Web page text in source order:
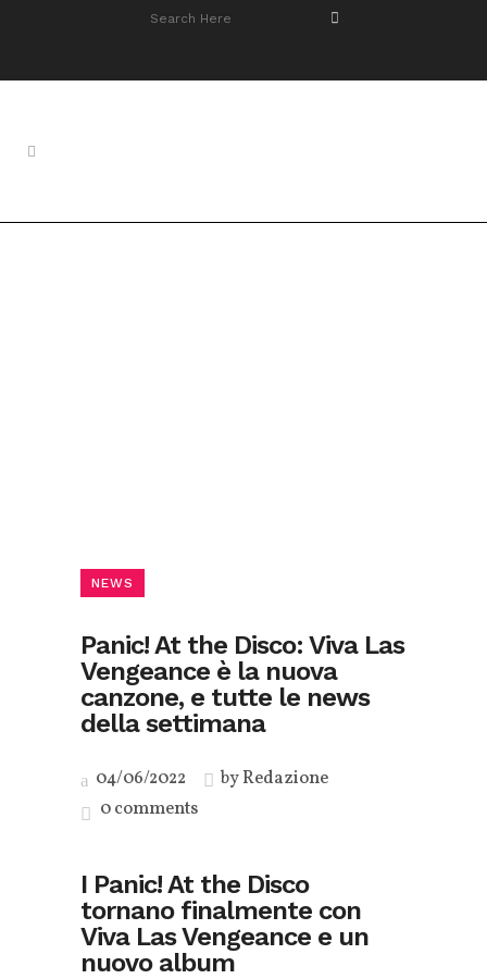
NEWS
Panic! At the Disco: Viva Las
Vengeance è la nuova
canzone, e tutte le news
della settimana
04/06/2022 byRedazione
0 comments
I Panic! At the Disco
tornano finalmente con
Viva Las Vengeance e un
nuovo album